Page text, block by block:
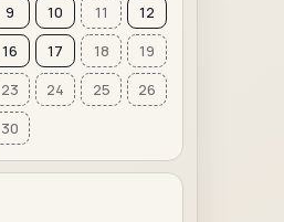
9 10 11
12
16 17 18
19
23 24 25
26
30